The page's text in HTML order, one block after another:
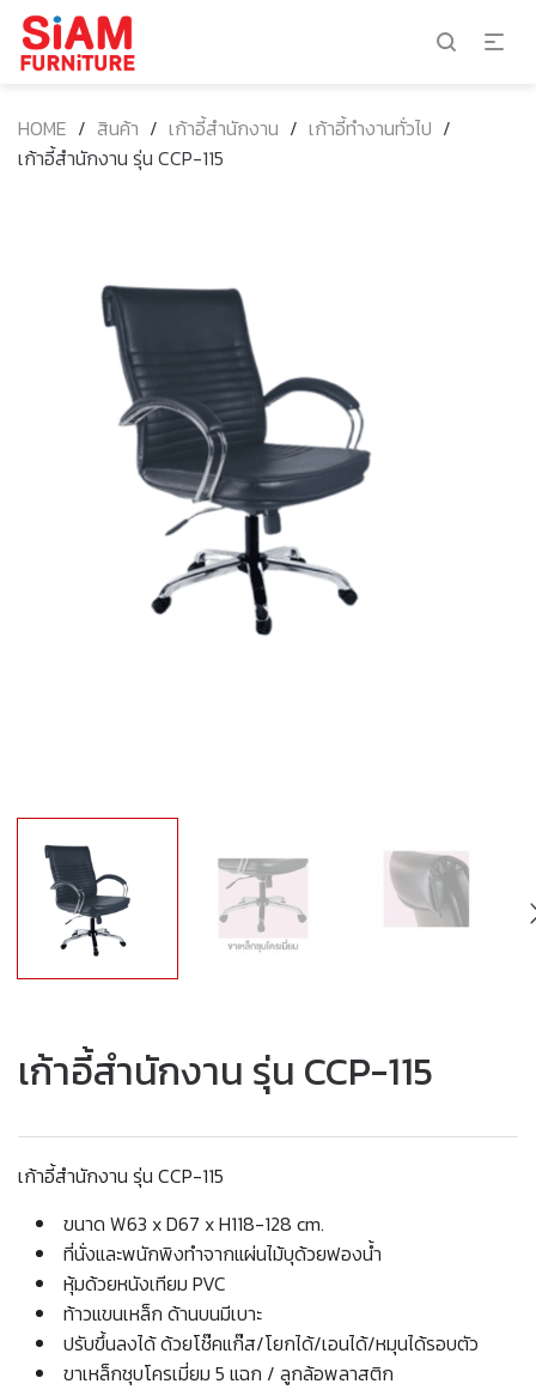
HOME / สินค้า / เก้าอี้สำนักงาน / เก้าอี้ทำงานทั่วไป /
เก้าอี้สำนักงาน รุ่น CCP-115
เก้าอี้สำนักงาน รุ่น CCP-115
เก้าอี้สำนักงาน รุ่น CCP-115
ขนาด W63 x D67 x H118-128 cm.
ที่นั่งและพนักพิงทำจากแผ่นไม้บุด้วยฟองน้ำ
หุ้มด้วยหนังเทียม PVC
ท้าวแขนเหล็ก ด้านบนมีเบาะ
ปรับขึ้นลงได้ ด้วยโช๊คแก๊ส/โยกได้/เอนได้/หมุนได้รอบตัว
ขาเหล็กชุบโครเมี่ยม 5 แฉก / ลูกล้อพลาสติก